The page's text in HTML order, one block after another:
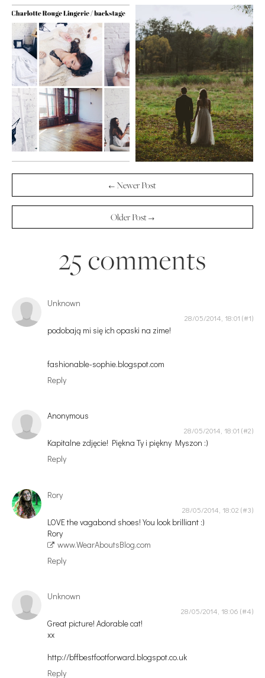
← Newer Post
Older Post →
25 comments
Unknown
28/05/2014, 18:01
podobają mi się ich opaski na zime!
fashionable-sophie.blogspot.com
Reply
Anonymous
28/05/2014, 18:01
Kapitalne zdjęcie! Piękna Ty i piękny Myszon :)
Reply
Rory
28/05/2014, 18:02
LOVE the vagabond shoes! You look brilliant :)
Rory
www.WearAboutsBlog.com
Reply
Unknown
28/05/2014, 18:06
Great picture! Adorable cat!
xx
http://bffbestfootforward.blogspot.co.uk
Reply